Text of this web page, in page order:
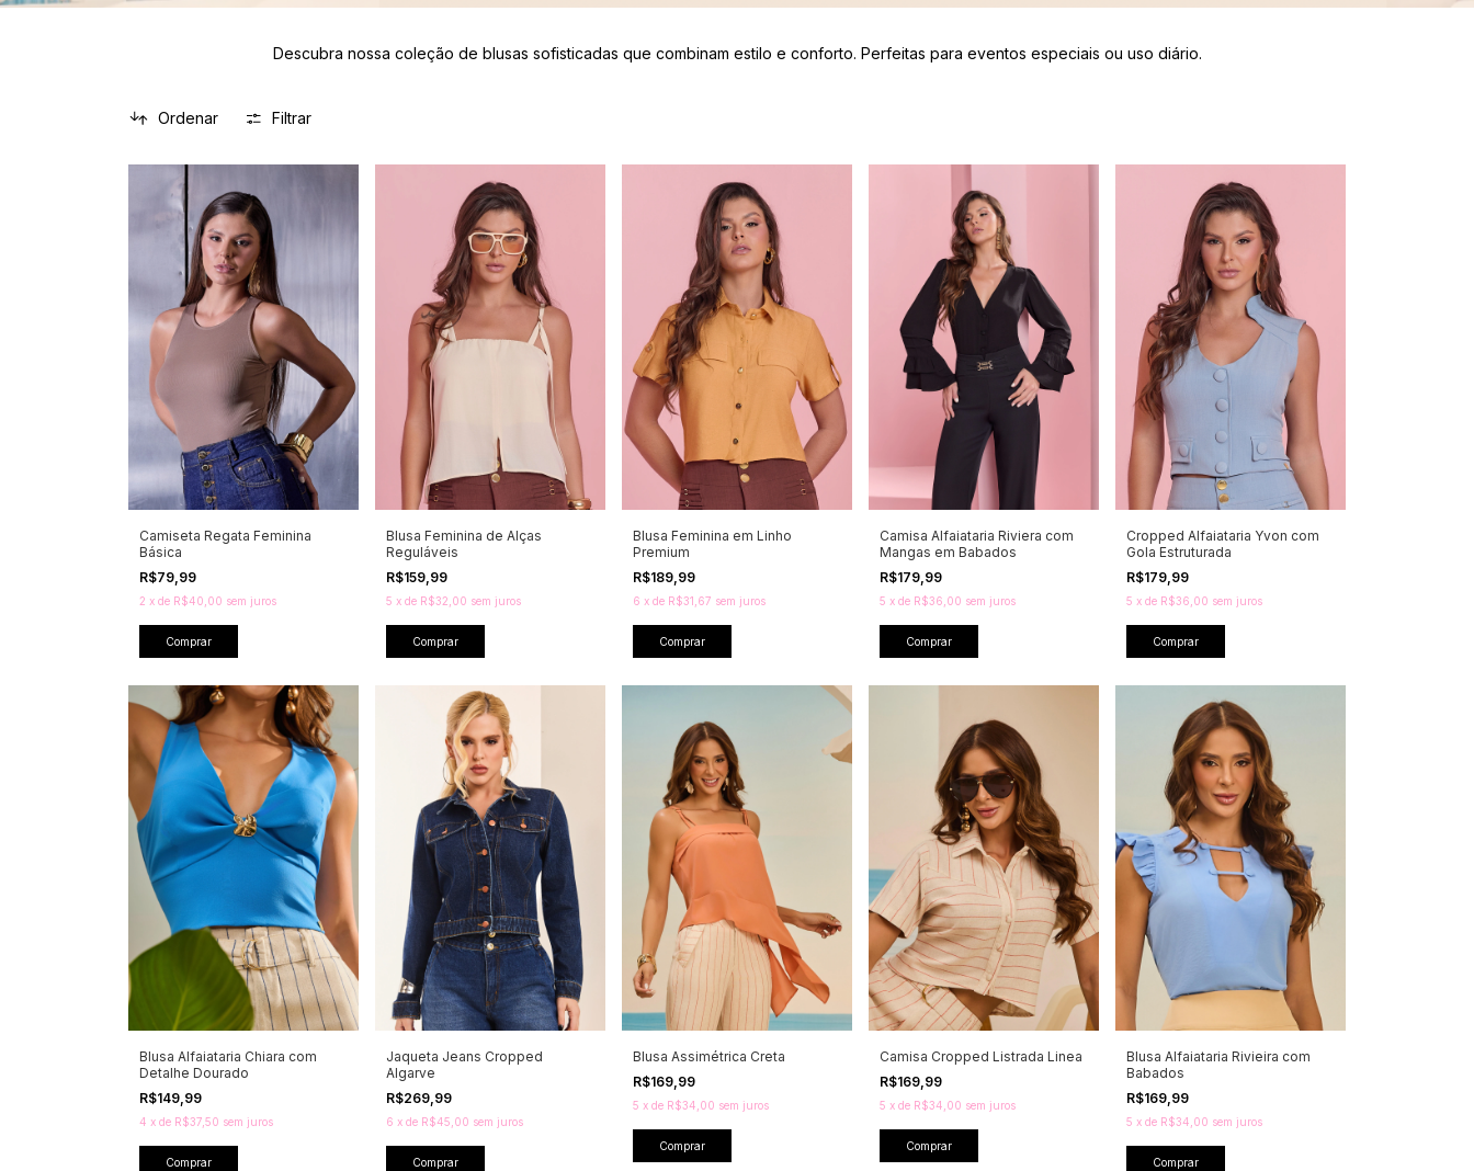
Descubra nossa coleção de blusas sofisticadas que combinam estilo e conforto. Perfeitas para eventos especiais ou uso diário.
Ordenar Filtrar
Camiseta Regata Feminina
Básica
R$79,99
2 x de R$40,00 sem juros
Comprar
Blusa Feminina de Alças
Reguláveis
R$159,99
5 x de R$32,00 sem juros
Comprar
Blusa Feminina em Linho
Premium
R$189,99
6 x de R$31,67 sem juros
Comprar
Camisa Alfaiataria Riviera com
Mangas em Babados
R$179,99
5 x de R$36,00 sem juros
Comprar
Cropped Alfaiataria Yvon com
Gola Estruturada
R$179,99
5 x de R$36,00 sem juros
Comprar
Blusa Alfaiataria Chiara com
Detalhe Dourado
R$149,99
4 x de R$37,50 sem juros
Comprar
Jaqueta Jeans Cropped
Algarve
R$269,99
6 x de R$45,00 sem juros
Comprar
Blusa Assimétrica Creta
R$169,99
5 x de R$34,00 sem juros
Comprar
Camisa Cropped Listrada Linea
R$169,99
5 x de R$34,00 sem juros
Comprar
Blusa Alfaiataria Rivieira com
Babados
R$169,99
5 x de R$34,00 sem juros
Comprar